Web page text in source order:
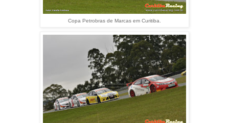
Copa Petrobras de Marcas em Curitiba.